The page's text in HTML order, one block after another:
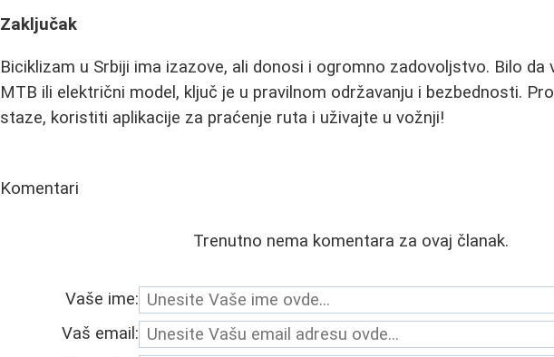
Zaključak
Biciklizam u Srbiji ima izazove, ali donosi i ogromno zadovoljstvo. Bilo da
MTB ili električni model, ključ je u pravilnom održavanju i bezbednosti.
staze, koristiti aplikacije za praćenje ruta i uživajte u vožnji!
Komentari
Trenutno nema komentara za ovaj članak.
Vaše ime:
Vaš email: